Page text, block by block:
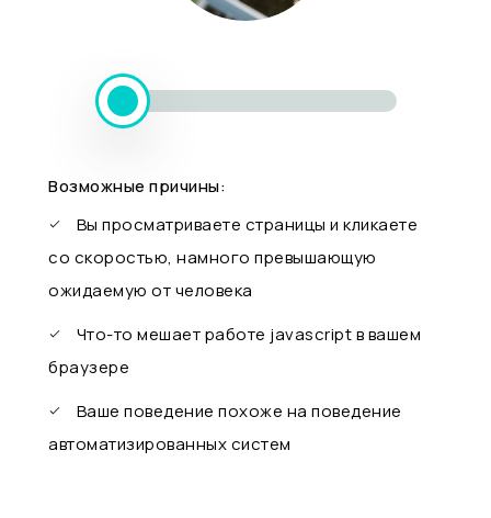
Возможные причины:
Вы просматриваете страницы и кликаете
со скоростью, намного превышающую
ожидаемую от человека
Что-то мешает работе javascript в вашем
браузере
Ваше поведение похоже на поведение
автоматизированных систем